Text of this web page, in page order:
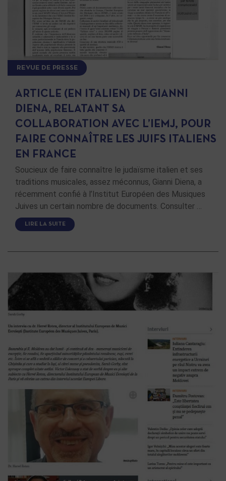
REVUE DE PRESSE
ARTICLE (EN ITALIEN) DE GIANNI
DIENA, RELATANT SA
COLLABORATION AVEC L’IEMJ, POUR
FAIRE CONNAÎTRE LES JUIFS ITALIENS
EN FRANCE
Soucieux de faire connaître le judaïsme italien et ses
traditions musicales, assez méconnus, Gianni Diena, a
récemment confié à l’Institut Européen des Musiques
Juives un certain nombre de documents. Consulter …
LIRE LA SUITE